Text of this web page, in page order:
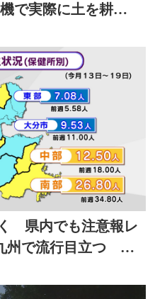
で実際に土を耕す
県内でも注意報レ
州で流行目立つ 大